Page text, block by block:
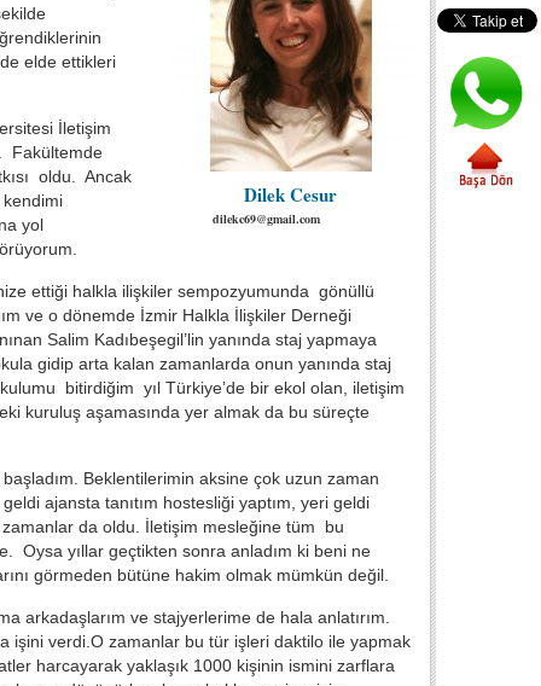
Dilek Cesur
dilekc69@gmail.com
elde ettikleri
İletişim
Fakültemde
oldu. Ancak
kendimi
yol
ettiği halkla ilişkiler sempozyumunda gönüllü
ve o dönemde İzmir Halkla İlişkiler Derneği
Salim Kadıbeşegil’lin yanında staj yapmaya
gidip arta kalan zamanlarda onun yanında staj
bitirdiğim yıl Türkiye’de bir ekol olan, iletişim
kuruluş aşamasında yer almak da bu süreçte
Beklentilerimin aksine çok uzun zaman
ajansta tanıtım hostesliği yaptım, yeri geldi
zamanlar da oldu. İletişim mesleğine tüm bu
Oysa yıllar geçtikten sonra anladım ki beni ne
görmeden bütüne hakim olmak mümkün değil.
arkadaşlarım ve stajyerlerime de hala anlatırım.
işini verdi.O zamanlar bu tür işleri daktilo ile yapmak
harcayarak yaklaşık 1000 kişinin ismini zarflara